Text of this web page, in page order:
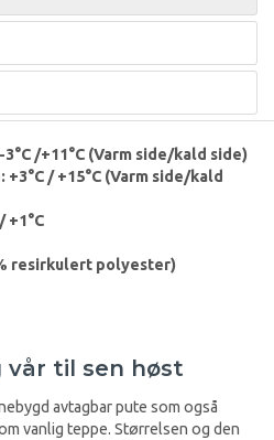
/+11°C (Varm side/kald side)
/ +15°C (Varm side/kald
+1°C
resirkulert polyester)
til sen høst
avtagbar pute som også
vanlig teppe. Størrelsen og den